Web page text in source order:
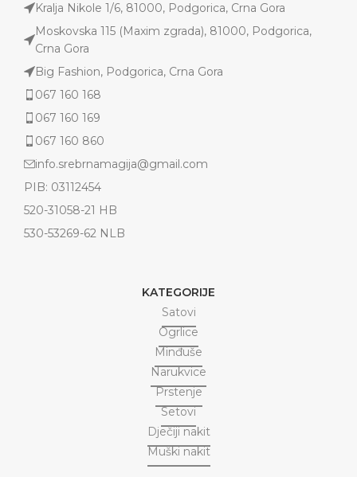
Kralja Nikole 1/6, 81000, Podgorica, Crna Gora
Moskovska 115 (Maxim zgrada), 81000, Podgorica,
Crna Gora
Big Fashion, Podgorica, Crna Gora
067 160 168
067 160 169
067 160 860
info.srebrnamagija@gmail.com
PIB: 03112454
520-31058-21 HB
530-53269-62 NLB
KATEGORIJE
Satovi
Ogrlice
Minđuše
Narukvice
Prstenje
Setovi
Dječiji nakit
Muški nakit